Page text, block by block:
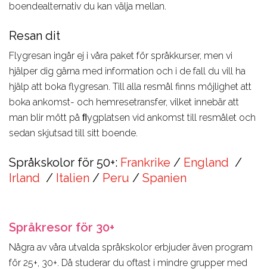
boendealternativ du kan välja mellan.
Resan dit
Flygresan ingår ej i våra paket för språkkurser, men vi
hjälper dig gärna med information och i de fall du vill ha
hjälp att boka flygresan. Till alla resmål finns möjlighet att
boka ankomst- och hemresetransfer, vilket innebär att
man blir mött på ﬂygplatsen vid ankomst till resmålet och
sedan skjutsad till sitt boende.
Språkskolor för 50+: Frankrike / England /
Irland / Italien / Peru / Spanien
Språkresor för 30+
Några av våra utvalda språkskolor erbjuder även program
för 25+, 30+. Då studerar du oftast i mindre grupper med